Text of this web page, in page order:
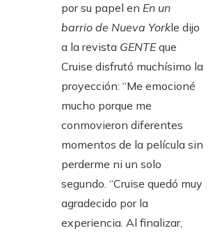
por su papel en En un
barrio de Nueva Yorkle dijo
a la revista GENTEque
Cruise disfrutó muchísimo la
proyección: “Me emocioné
mucho porque me
conmovieron diferentes
momentos de la película sin
perderme ni un solo
segundo. “Cruise quedó muy
agradecido por la
experiencia. Al finalizar,